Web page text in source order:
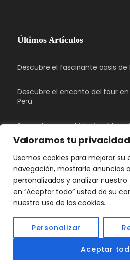
Valoramos tu privacidad
Usamos cookies para mejorar su
navegación, mostrarle anuncios
personalizados y analizar
en “Aceptar todo” usted da su
nuestro uso de las cookies.
Personalizar
Aceptar
Últimos Artículos
Descubre el fascinante oasis de
Descubre el encanto del tour
Perú
Sacsayhuaman: Historia y
en Perú
¿Qué tiene de bonito Perú?
© 2026 GPeru Travel |
Derechos
Redes Sociales